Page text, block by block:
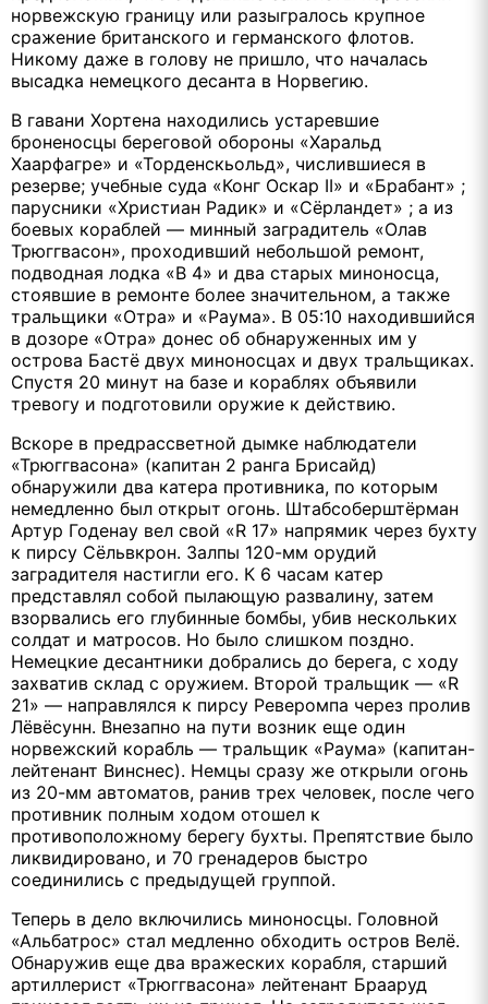
норвежскую границу или разыгралось крупное
сражение британского и германского флотов.
Никому даже в голову не пришло, что началась
высадка немецкого десанта в Норвегию.
В гавани Хортена находились устаревшие
броненосцы береговой обороны «Харальд
Хаарфагре» и «Торденскьольд», числившиеся в
резерве; учебные суда «Конг Оскар II» и «Брабант» ;
парусники «Христиан Радик» и «Сёрландет» ; а из
боевых кораблей — минный заградитель «Олав
Трюггвасон», проходивший небольшой ремонт,
подводная лодка «В 4» и два старых миноносца,
стоявшие в ремонте более значительном, а также
тральщики «Отра» и «Раума». В 05:10 находившийся
в дозоре «Отра» донес об обнаруженных им у
острова Бастё двух миноносцах и двух тральщиках.
Спустя 20 минут на базе и кораблях объявили
тревогу и подготовили оружие к действию.
Вскоре в предрассветной дымке наблюдатели
«Трюггвасона» (капитан 2 ранга Брисайд)
обнаружили два катера противника, по которым
немедленно был открыт огонь. Штабсоберштёрман
Артур Годенау вел свой «R 17» напрямик через бухту
к пирсу Сёльвкрон. Залпы 120-мм орудий
заградителя настигли его. К 6 часам катер
представлял собой пылающую развалину, затем
взорвались его глубинные бомбы, убив нескольких
солдат и матросов. Но было слишком поздно.
Немецкие десантники добрались до берега, с ходу
захватив склад с оружием. Второй тральщик — «R
21» — направлялся к пирсу Реверомпа через пролив
Лёвёсунн. Внезапно на пути возник еще один
норвежский корабль — тральщик «Раума» (капитан-
лейтенант Винснес). Немцы сразу же открыли огонь
из 20-мм автоматов, ранив трех человек, после чего
противник полным ходом отошел к
противоположному берегу бухты. Препятствие было
ликвидировано, и 70 гренадеров быстро
соединились с предыдущей группой.
Теперь в дело включились миноносцы. Головной
«Альбатрос» стал медленно обходить остров Велё.
Обнаружив еще два вражеских корабля, старший
артиллерист «Трюггвасона» лейтенант Брааруд